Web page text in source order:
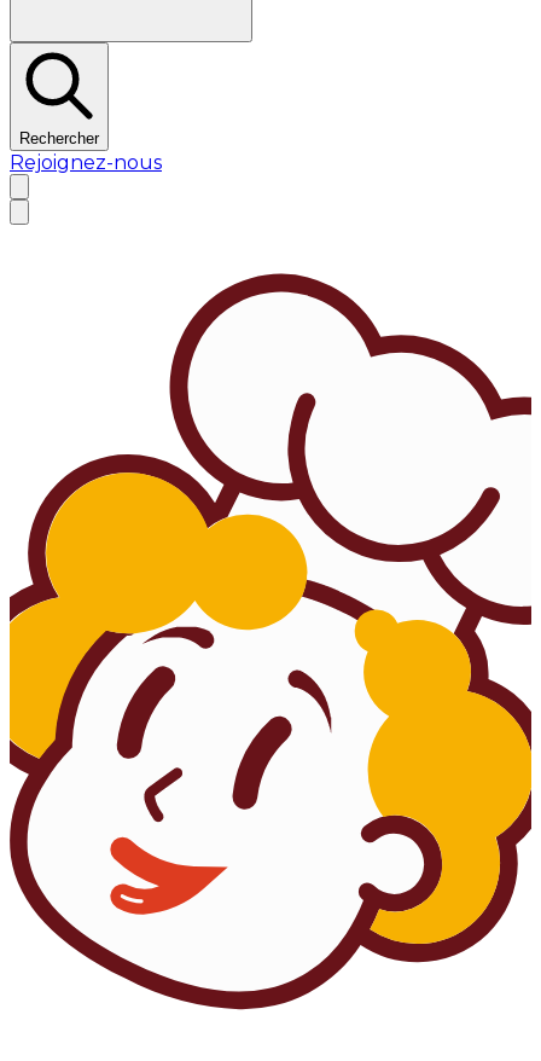
Rechercher
Rejoignez-nous